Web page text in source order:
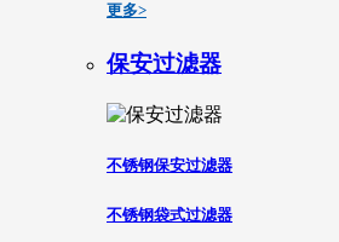
更多>
保安过滤器
不锈钢保安过滤器
不锈钢袋式过滤器